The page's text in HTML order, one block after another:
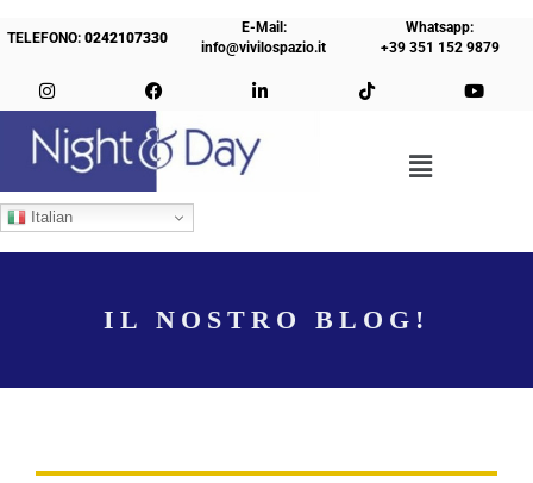
TELEFONO:0242107330
E-Mail:
info@vivilospazio.it
Whatsapp:
+39 351 152 9879
Italian
IL NOSTRO BLOG!